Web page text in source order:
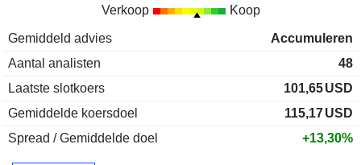
Verkoop Koop
Gemiddeld advies
Accumuleren
Aantal analisten
48
Laatste slotkoers
101,65USD
Gemiddelde koersdoel
115,17USD
Spread / Gemiddelde doel
+13,30%